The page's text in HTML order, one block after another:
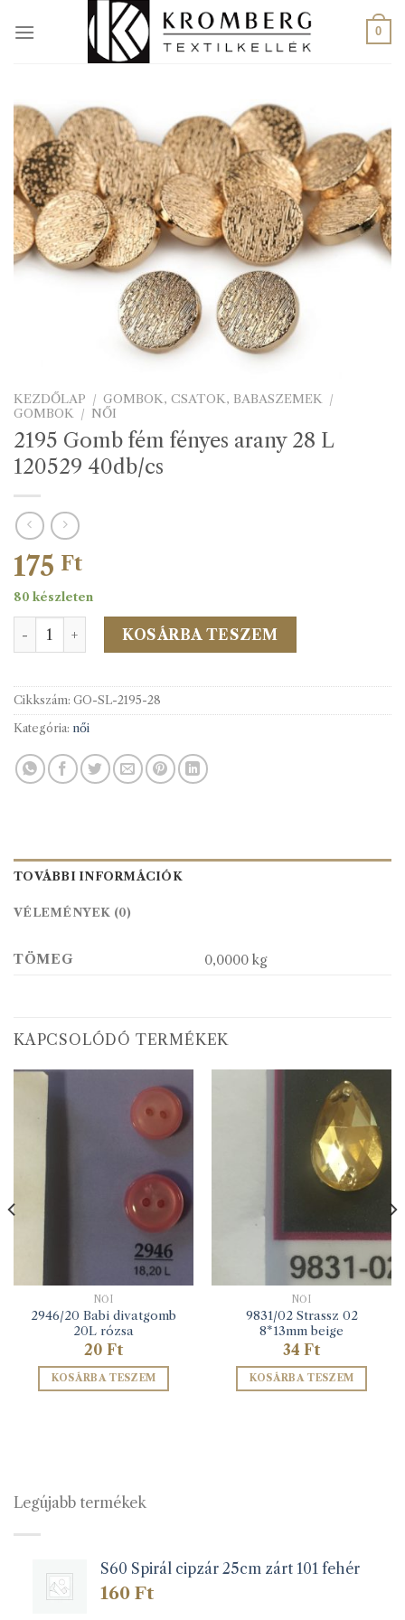
0
KEZDŐLAP / GOMBOK, CSATOK, BABASZEMEK /
GOMBOK / NŐI
2195 Gomb fém fényes arany 28 L
120529 40db/cs
175 Ft
80 készleten
2195 Gomb fém fényes arany 28 L 120529 40db/cs
KOSÁRBA TESZEM
Cikkszám: GO-SL-2195-28
Kategória: női
TOVÁBBI INFORMÁCIÓK
VÉLEMÉNYEK (0)
TÖMEG 0,0000 kg
KAPCSOLÓDÓ TERMÉKEK
NŐI
2946/20 Babi divatgomb
20L rózsa
20 Ft
KOSÁRBA TESZEM
NŐI
9831/02 Strassz 02
8*13mm beige
34 Ft
KOSÁRBA TESZEM
Legújabb termékek
S60 Spirál cipzár 25cm zárt 101 fehér
160 Ft